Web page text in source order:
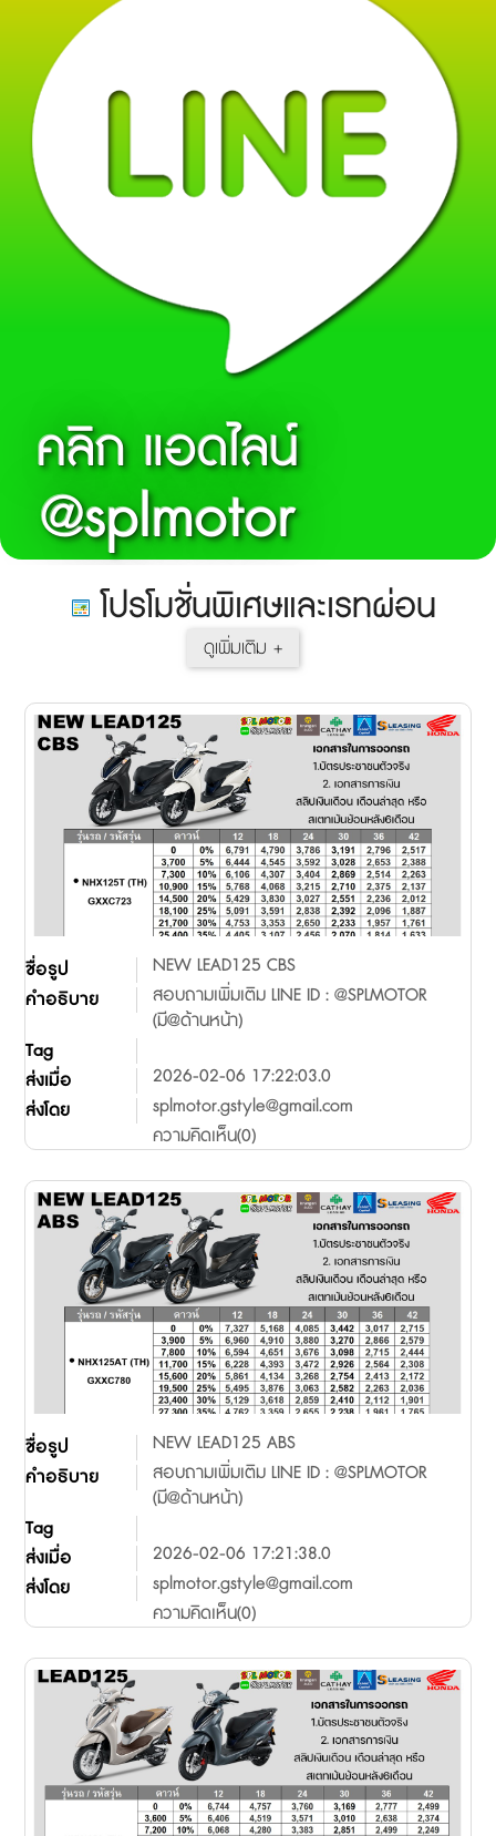
คลิก แอดไลน์
@splmotor
โปรโมชั่นพิเศษและเรทผ่อน
ชื่อรูป
NEW LEAD125 CBS
คำอธิบาย
สอบถามเพิ่มเติม LINE ID : @SPLMOTOR
(มี@ด้านหน้า)
Tag
ส่งเมื่อ
2026-02-06 17:22:03.0
ส่งโดย
splmotor.gstyle@gmail.com
ความคิดเห็น(0)
ชื่อรูป
NEW LEAD125 ABS
คำอธิบาย
สอบถามเพิ่มเติม LINE ID : @SPLMOTOR
(มี@ด้านหน้า)
Tag
ส่งเมื่อ
2026-02-06 17:21:38.0
ส่งโดย
splmotor.gstyle@gmail.com
ความคิดเห็น(0)